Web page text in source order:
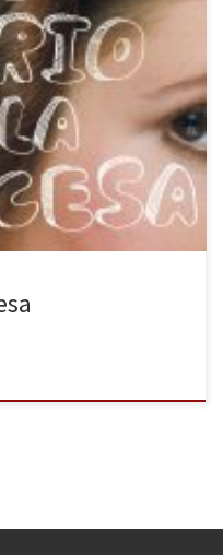
esperanza.” Jamás
palabras que se
de la historia del cine,
protagonizó hace 40 años
fenómeno de […]